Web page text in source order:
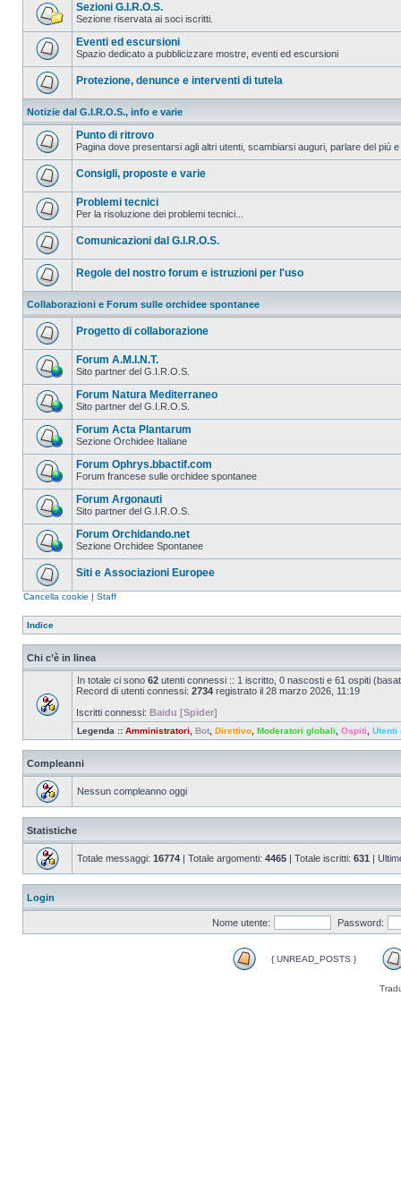
Sezioni G.I.R.O.S.
Sezione riservata ai soci iscritti.
Eventi ed escursioni
Spazio dedicato a pubblicizzare mostre, eventi ed escursioni
Protezione, denunce e interventi di tutela
Notizie dal G.I.R.O.S., info e varie
Punto di ritrovo
Pagina dove presentarsi agli altri utenti, scambiarsi auguri, parlare del più
Consigli, proposte e varie
Problemi tecnici
Per la risoluzione dei problemi tecnici...
Comunicazioni dal G.I.R.O.S.
Regole del nostro forum e istruzioni per l'uso
Collaborazioni e Forum sulle orchidee spontanee
Progetto di collaborazione
Forum A.M.I.N.T.
Sito partner del G.I.R.O.S.
Forum Natura Mediterraneo
Sito partner del G.I.R.O.S.
Forum Acta Plantarum
Sezione Orchidee Italiane
Forum Ophrys.bbactif.com
Forum francese sulle orchidee spontanee
Forum Argonauti
Sito partner del G.I.R.O.S.
Forum Orchidando.net
Sezione Orchidee Spontanee
Siti e Associazioni Europee
Cancella cookie | Staff
Indice
Chi c’è in linea
In totale ci sono 62 utenti connessi :: 1 iscritto, 0 nascosti e 61 ospiti
Record di utenti connessi: 2734 registrato il 28 marzo 2026, 11:19
Iscritti connessi: Baidu [Spider]
Legenda :: Amministratori Bot Direttivo Moderatori globali Ospiti Utenti
Compleanni
Nessun compleanno oggi
Statistiche
Totale messaggi: 16774 | Totale argomenti: 4465 | Totale iscritti: 631 |
Login
Nome utente: Password:
{ UNREAD_POSTS }